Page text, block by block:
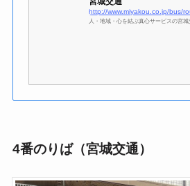
http://www.miyakou.co.jp/bus/
人・地域・心を結ぶ真心サービスの宮
4番のりば（宮城交通）